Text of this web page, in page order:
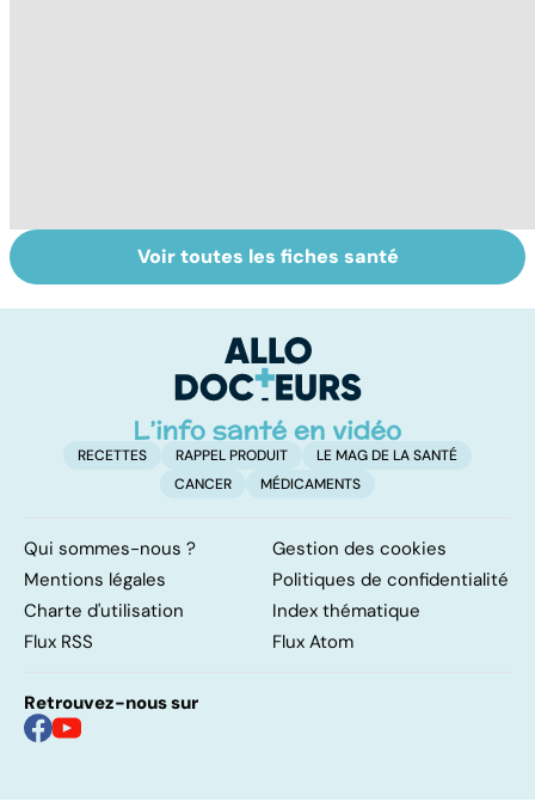
HPV : tout savoir
sur les
Faire du sport à
domicile, c'est
Voir toutes les fiches santé
RECETTES RAPPEL PRODUIT
LE MAG DE LA SANTÉ
CANCER
MÉDICAMENTS
Qui sommes-nous ?
Gestion des cookies
Mentions légales
Politiques de confidentialité
Charte d'utilisation
Index thématique
Flux RSS
Flux Atom
Retrouvez-nous sur